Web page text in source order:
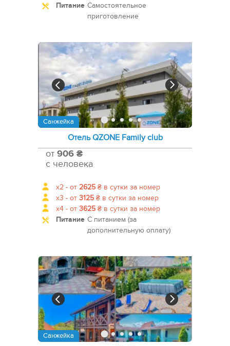
Питание Самостоятельное
приготовление
Санжейка
Отель QZONE Family club
от 906 ₴
с человека
x2 - от 2625 ₴ в сутки за номер
x3 - от 3125 ₴ в сутки за номер
x4 - от 3625 ₴ в сутки за номер
Питание С питанием (за
дополнительную оплату)
Санжейка